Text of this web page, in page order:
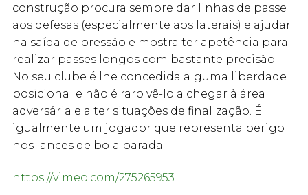
construção procura sempre dar linhas de passe
aos defesas (especialmente aos laterais) e ajudar
na saída de pressão e mostra ter apetência para
realizar passes longos com bastante precisão.
No seu clube é lhe concedida alguma liberdade
posicional e não é raro vê-lo a chegar à área
adversária e a ter situações de finalização. É
igualmente um jogador que representa perigo
nos lances de bola parada.
https://vimeo.com/275265953